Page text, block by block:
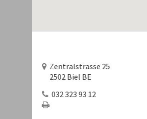
Zentralstrasse 25
2502 Biel BE
032 323 93 12